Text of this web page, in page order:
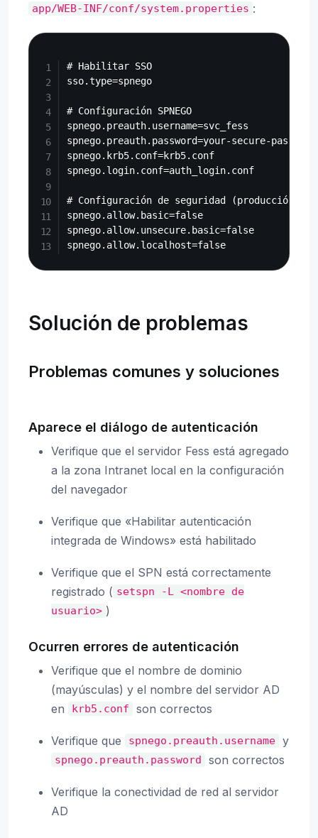
app/WEB-INF/conf/system.properties :
# Habilitar SSO
sso.type=spnego
# Configuración SPNEGO
spnego.preauth.username=svc_fess
spnego.preauth.password=your-secure-password
spnego.krb5.conf=krb5.conf
spnego.login.conf=auth_login.conf
# Configuración de seguridad (producción)
spnego.allow.basic=false
spnego.allow.unsecure.basic=false
Solución de problemas
Problemas comunes y soluciones
Aparece el diálogo de autenticación
Verifique que el servidor Fess está agregado
a la zona Intranet local en la configuración
del navegador
Verifique que «Habilitar autenticación
integrada de Windows» está habilitado
Verifique que el SPN está correctamente
registrado ( setspn -L <nombre de
usuario> )
Ocurren errores de autenticación
Verifique que el nombre de dominio
(mayúsculas) y el nombre del servidor AD
en
krb5.conf son correctos
Verifique que spnego.preauth.username y
spnego.preauth.password son correctos
Verifique la conectividad de red al servidor
AD